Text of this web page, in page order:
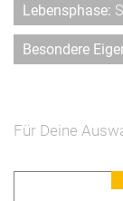
Lebensphase
Besondere
Für Deine